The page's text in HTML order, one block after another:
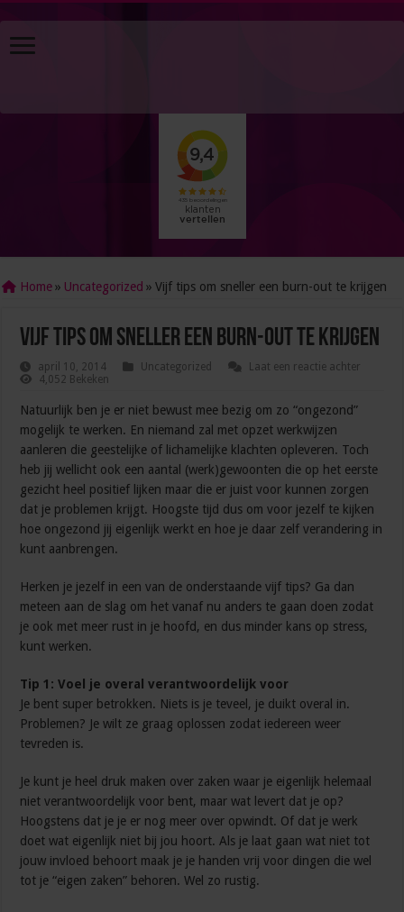
Home » Uncategorized » Vijf tips om sneller een burn-out te krijgen
Vijf tips om sneller een burn-out te krijgen
april 10, 2014 Uncategorized
Laat een reactie achter
4,052 Bekeken
Natuurlijk ben je er niet bewust mee bezig om zo “ongezond”
mogelijk te werken. En niemand zal met opzet werkwijzen
aanleren die geestelijke of lichamelijke klachten opleveren. Toch
heb jij wellicht ook een aantal (werk)gewoonten die op het eerste
gezicht heel positief lijken maar die er juist voor kunnen zorgen
dat je problemen krijgt. Hoogste tijd dus om voor jezelf te kijken
hoe ongezond jij eigenlijk werkt en hoe je daar zelf verandering in
kunt aanbrengen.
Herken je jezelf in een van de onderstaande vijf tips? Ga dan
meteen aan de slag om het vanaf nu anders te gaan doen zodat
je ook met meer rust in je hoofd, en dus minder kans op stress,
kunt werken.
Tip 1: Voel je overal verantwoordelijk voor
Je bent super betrokken. Niets is je teveel, je duikt overal in.
Problemen? Je wilt ze graag oplossen zodat iedereen weer
tevreden is.
Je kunt je heel druk maken over zaken waar je eigenlijk helemaal
niet verantwoordelijk voor bent, maar wat levert dat je op?
Hoogstens dat je je er nog meer over opwindt. Of dat je werk
doet wat eigenlijk niet bij jou hoort. Als je laat gaan wat niet tot
jouw invloed behoort maak je je handen vrij voor dingen die wel
tot je “eigen zaken” behoren. Wel zo rustig.